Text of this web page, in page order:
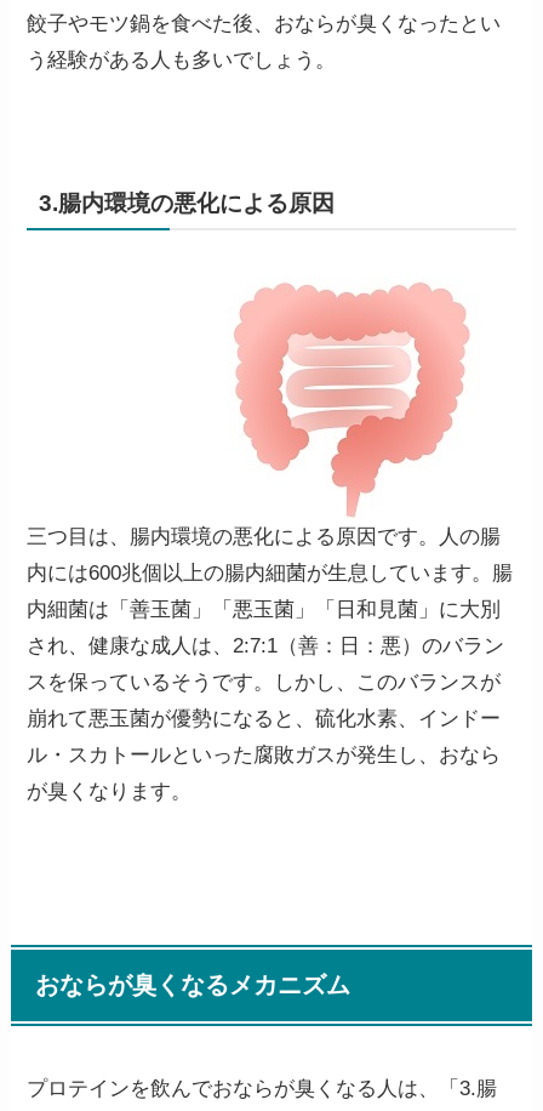
餃子やモツ鍋を食べた後、おならが臭くなったとい
う経験がある人も多いでしょう。
3.腸内環境の悪化による原因
三つ目は、腸内環境の悪化による原因です。人の腸
内には600兆個以上の腸内細菌が生息しています。腸
内細菌は「善玉菌」「悪玉菌」「日和見菌」に大別
され、健康な成人は、2:7:1（善：日：悪）のバラン
スを保っているそうです。しかし、このバランスが
崩れて悪玉菌が優勢になると、硫化水素、インドー
ル・スカトールといった腐敗ガスが発生し、おなら
が臭くなります。
おならが臭くなるメカニズム
プロテインを飲んでおならが臭くなる人は、「3.腸